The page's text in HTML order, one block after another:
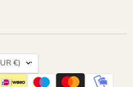
(EUR €)